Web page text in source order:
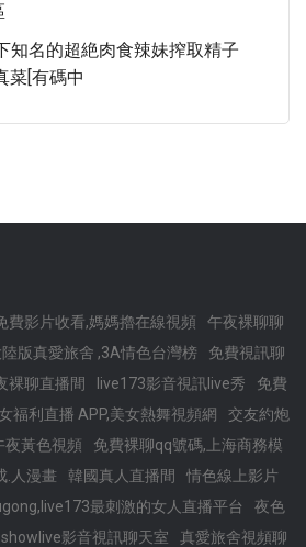
知名的超絶肉食辣妹搾取精子
菜[有碼中
費影片收看,媽媽擼在線視頻
午夜裸聊聊
陸版真愛旅舍 ,3A情色台灣榜
免費視訊聊
裸聊直播間
live173影音視訊live秀
免費
福利直播 APP,美女熱舞視頻網
交友約炮
夜黃色視頻
免費裸聊qq號碼,上海商務模
.人漫畫 韓國真人直播間
情色線上影片
最刺激的女人直播平台
夜色
showlive影音視訊聊天室
真愛旅舍視頻聊